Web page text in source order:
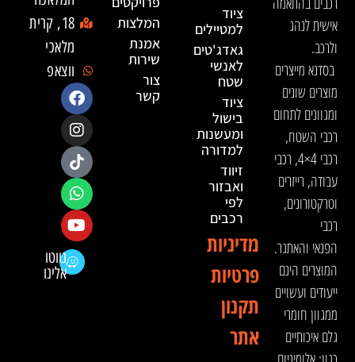
אישית לנהג
ולרכב.
בסדנא מייצרים
מוצרים שונים
ומגוונים לתחום
רכבי השטח,
רכבי 4×4, רכבי
עבודה, רייזרים
וטרקטורונים,
רכבי
הפנאי והאתגר.
המוצרים הינם
ייעודים ועשויים
ממגוון חומרי
גלם איכותיים
ציוד
למטיילים
גאדג'טים
לאנשי
שטח
ציוד
בישול
ומעשנות
למדורה
זיווד
ואבזור
לפי
רכבים
מדיניות
פרטיות
תקנון
אתר
המלצות
אמנת
שירות
צור
קשר
18, קרית
מלאכי
ווצאפ
נווטו
אלינו